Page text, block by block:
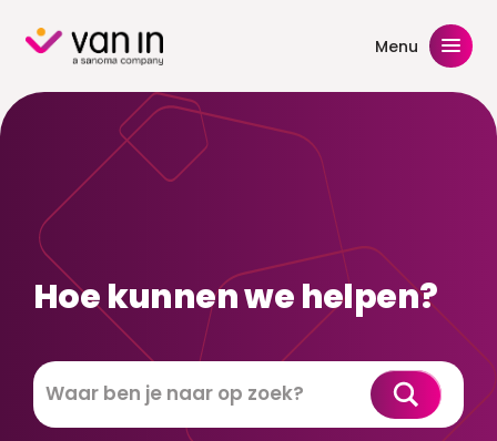
content Menu
Hoe kunnen we helpen?
Zoeken